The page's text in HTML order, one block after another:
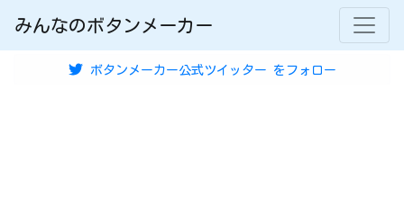
みんなのボタンメーカー
ボタンメーカー公式ツイッター をフォロー